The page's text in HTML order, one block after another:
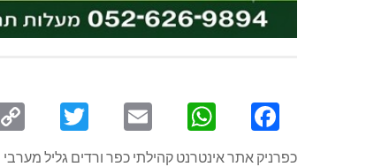
Facebook
WhatsApp
Email
Twitter
כפרניק אתר אינטרנט קהילתי כפר ורדים גליל מערבי